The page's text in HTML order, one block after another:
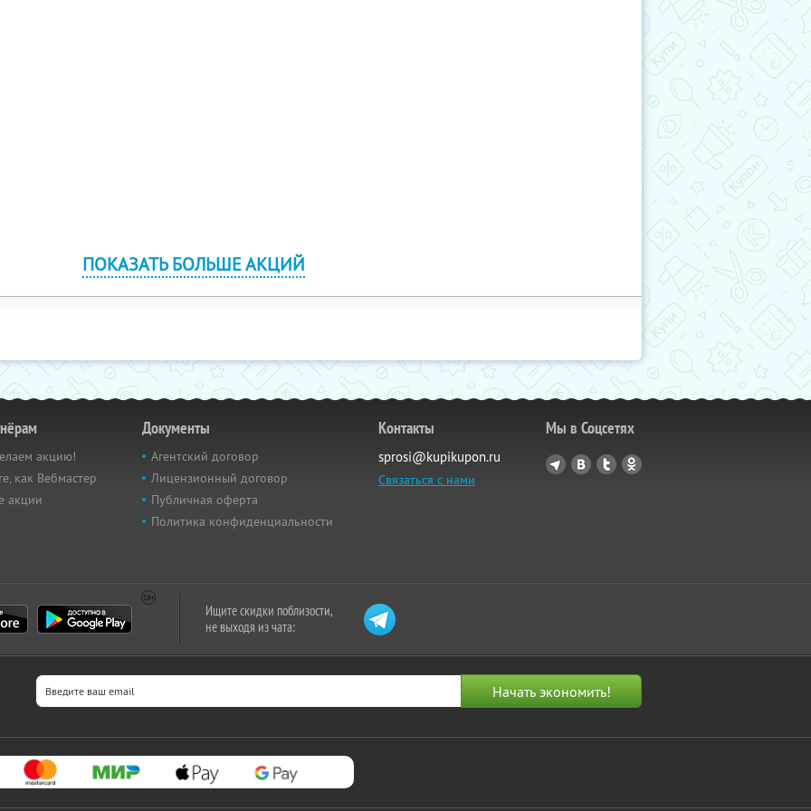
ПОКАЗАТЬ БОЛЬШЕ АКЦИЙ
акцию!
как Вебмастер
акции
Документы
Агентский договор
Лицензионный договор
Публичная оферта
Политика конфиденциальности
Контакты
sprosi@kupikupon.ru
Связаться с нами
Мы в Соцсетях
Ищите скидки поблизости,
не выходя из чата: